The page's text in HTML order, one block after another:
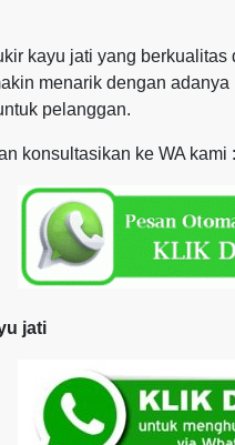
kayu jati yang
menarik dengan
pelanggan.
konsultasikan ke WA kami :
jati